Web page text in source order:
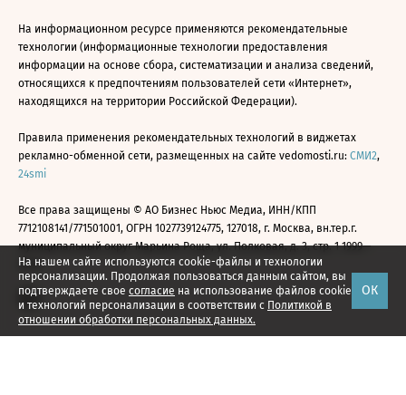
На нашем сайте используются cookie-файлы и технологии
персонализации. Продолжая пользоваться данным сайтом, вы
подтверждаете свое согласие на использование файлов cookie
и технологий персонализации в соответствии с Политикой в
отношении обработки персональных данных.
ОК
На информационном ресурсе применяются рекомендательные
технологии (информационные технологии предоставления
информации на основе сбора, систематизации и анализа сведений,
относящихся к предпочтениям пользователей сети «Интернет»,
находящихся на территории Российской Федерации).
Правила применения рекомендательных технологий в виджетах
рекламно-обменной сети, размещенных на сайте vedomosti.ru: СМИ2,
24smi
Все права защищены © АО Бизнес Ньюс Медиа, ИНН/КПП
7712108141/771501001, ОГРН 1027739124775, 127018, г. Москва, вн.тер.г.
муниципальный округ Марьина Роща, ул. Полковая, д. 3, стр. 1 1999—
2026